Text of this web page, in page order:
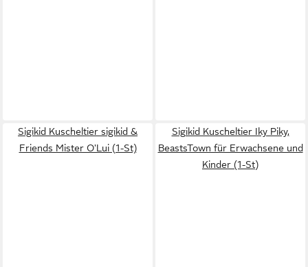
Sigikid Kuscheltier sigikid &
Friends Mister O'Lui (1-St)
Sigikid Kuscheltier Iky Piky,
BeastsTown für Erwachsene und
Kinder (1-St)